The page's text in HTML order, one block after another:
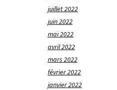
juillet 2022
juin 2022
mai 2022
avril 2022
mars 2022
février 2022
janvier 2022